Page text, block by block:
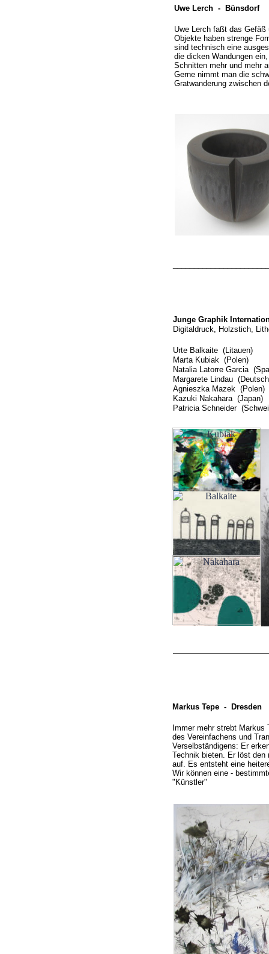
Markus Tepe - Dresden
Immer mehr strebt
des Vereinfachens und
Verselbständigens: Er
Technik bieten. Er löst
auf. Es entsteht eine
Wir können eine -
"Künstler"
Junge Graphik
Digitaldruck, Holzstich,
Urte Balkaite (Litauen)
Marta Kubiak (Polen)
Natalia Latorre Garcia
Margarete Lindau
Agnieszka Mazek (Polen)
Kazuki Nakahara (Japan)
Patricia Schneider
Uwe Lerch - Bünsdorf
Uwe Lerch faßt das
Objekte haben strenge
sind technisch eine
die dicken Wandungen
Schnitten mehr und mehr
Gerne nimmt man die
Gratwanderung zwischen